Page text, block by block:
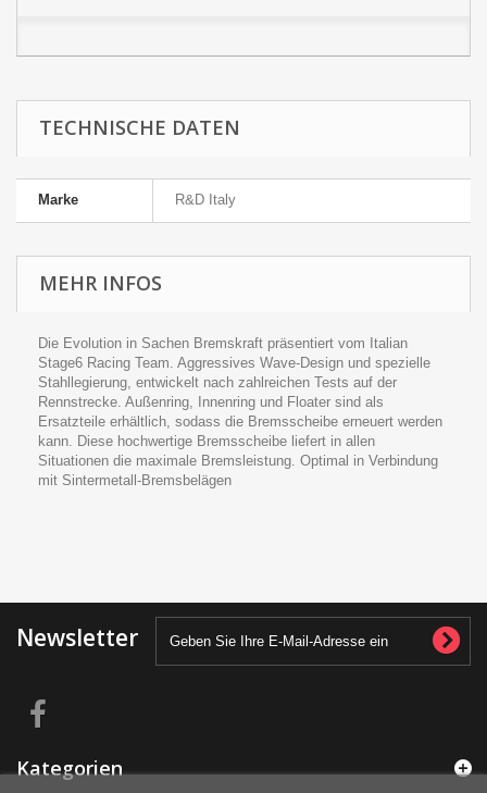
TECHNISCHE DATEN
Marke R&D Italy
MEHR INFOS
Die Evolution in Sachen Bremskraft präsentiert vom Italian
Stage6 Racing Team. Aggressives Wave-Design und spezielle
Stahllegierung, entwickelt nach zahlreichen Tests auf der
Rennstrecke. Außenring, Innenring und Floater sind als
Ersatzteile erhältlich, sodass die Bremsscheibe erneuert werden
kann. Diese hochwertige Bremsscheibe liefert in allen
Situationen die maximale Bremsleistung. Optimal in Verbindung
mit Sintermetall-Bremsbelägen
Newsletter
Kategorien